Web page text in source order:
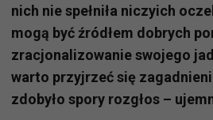
nich nie spełniła niczyich
mogą być źródłem dobrych
zracjonalizowanie swojego
warto przyjrzeć się
zdobyło spory rozgłos –